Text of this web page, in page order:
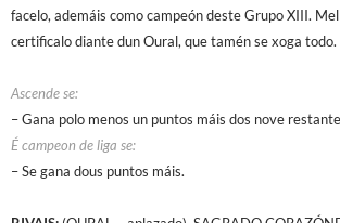
facelo, ademáis como campeón deste Grupo XIII.
certificalo diante dun Oural, que tamén se xoga todo.
Ascende se:
– Gana polo menos un puntos máis dos nove
É campeon de liga se:
– Se gana dous puntos máis.